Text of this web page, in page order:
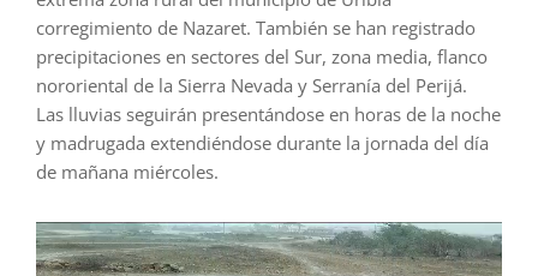
corregimiento de Nazaret. También se han registrado
precipitaciones en sectores del Sur, zona media, flanco
nororiental de la Sierra Nevada y Serranía del Perijá.
Las lluvias seguirán presentándose en horas de la noche
y madrugada extendiéndose durante la jornada del día
de mañana miércoles.